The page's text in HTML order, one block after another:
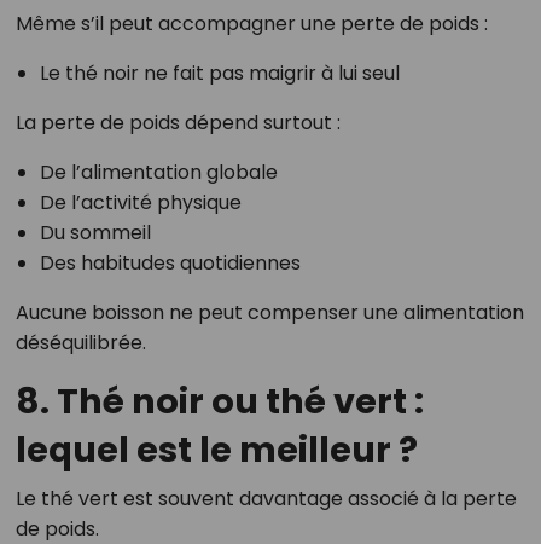
Même s’il peut accompagner une perte de poids :
Le thé noir ne fait pas maigrir à lui seul
La perte de poids dépend surtout :
De l’alimentation globale
De l’activité physique
Du sommeil
Des habitudes quotidiennes
Aucune boisson ne peut compenser une alimentation
déséquilibrée.
8. Thé noir ou thé vert :
lequel est le meilleur ?
Le thé vert est souvent davantage associé à la perte
de poids.